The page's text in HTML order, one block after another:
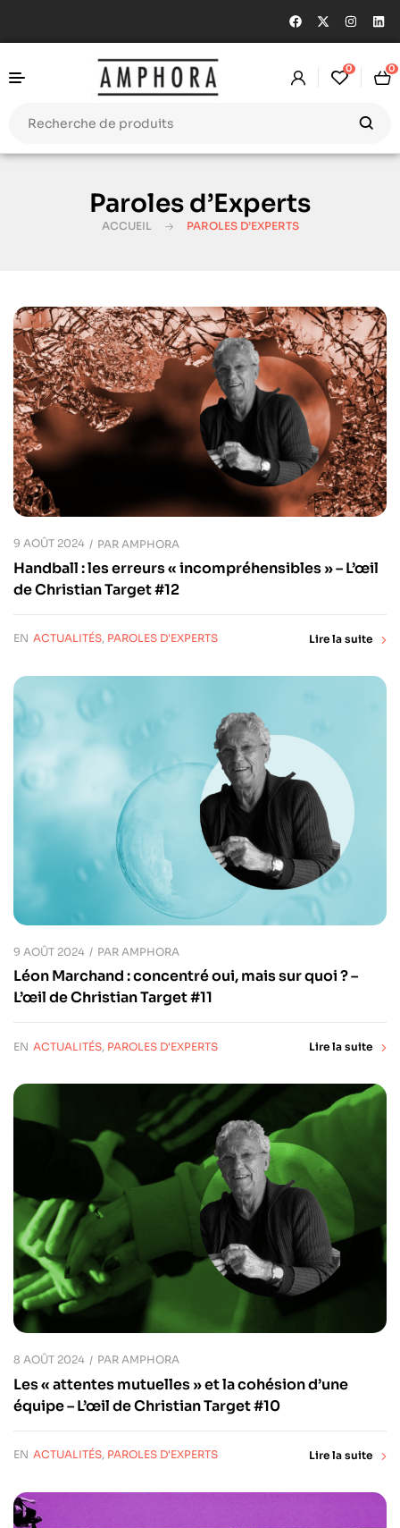
0 0
Paroles d’Experts
ACCUEIL PAROLES D’EXPERTS
9 AOÛT 2024 PAR AMPHORA
Handball : les erreurs « incompréhensibles » – L’œil
de Christian Target #12
EN ACTUALITÉS, PAROLES D'EXPERTS Lire la suite
9 AOÛT 2024 PAR AMPHORA
Léon Marchand : concentré oui, mais sur quoi ? –
L’œil de Christian Target #11
EN ACTUALITÉS, PAROLES D'EXPERTS Lire la suite
8 AOÛT 2024 PAR AMPHORA
Les « attentes mutuelles » et la cohésion d’une
équipe – L’œil de Christian Target #10
EN ACTUALITÉS, PAROLES D'EXPERTS Lire la suite